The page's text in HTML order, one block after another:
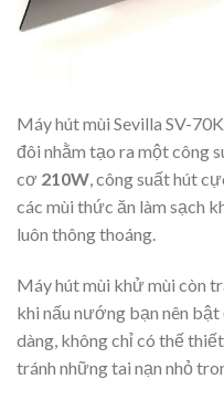
Máy hút mùi Sevilla SV-
đôi nhằm tạo ra một công
cơ 210W, công suất hút
các mùi thức ăn làm sạch
luôn thông thoáng.
Máy hút mùi khử mùi còn
khi nấu nướng bạn nên
dàng, không chỉ có thế
tránh những tai nạn nhỏ